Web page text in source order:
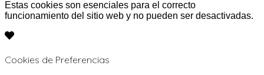
Estas cookies son esenciales para el correcto
funcionamiento del sitio web y no pueden ser desactivadas.
Cookies de Preferencias